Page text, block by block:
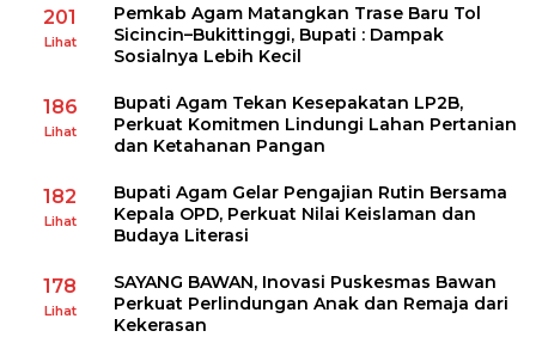
201
Lihat
Pemkab Agam Matangkan Trase Baru Tol
Sicincin–Bukittinggi, Bupati : Dampak
Sosialnya Lebih Kecil
186
Lihat
Bupati Agam Tekan Kesepakatan LP2B,
Perkuat Komitmen Lindungi Lahan Pertanian
dan Ketahanan Pangan
182
Lihat
Bupati Agam Gelar Pengajian Rutin Bersama
Kepala OPD, Perkuat Nilai Keislaman dan
Budaya Literasi
178
Lihat
SAYANG BAWAN, Inovasi Puskesmas Bawan
Perkuat Perlindungan Anak dan Remaja dari
Kekerasan